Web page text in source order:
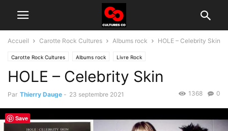
Accueil Carotte Rock Cultures Albums rock HOLE – Celebrity Skin
Carotte Rock Cultures Albums rock Livre Rock
HOLE – Celebrity Skin
Par Thierry Dauge - 23 septembre 2021 0
1368
Save